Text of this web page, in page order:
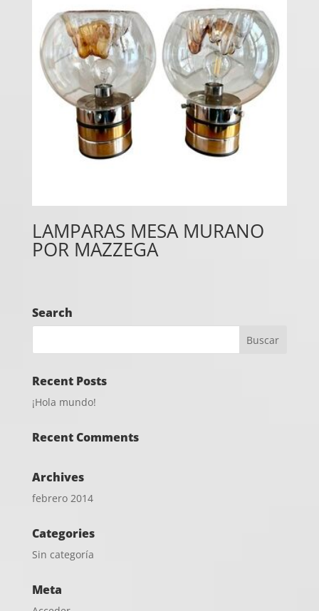
LAMPARAS MESA MURANO
POR MAZZEGA
Search
Recent Posts
¡Hola mundo!
Recent Comments
Archives
febrero 2014
Categories
Sin categoría
Meta